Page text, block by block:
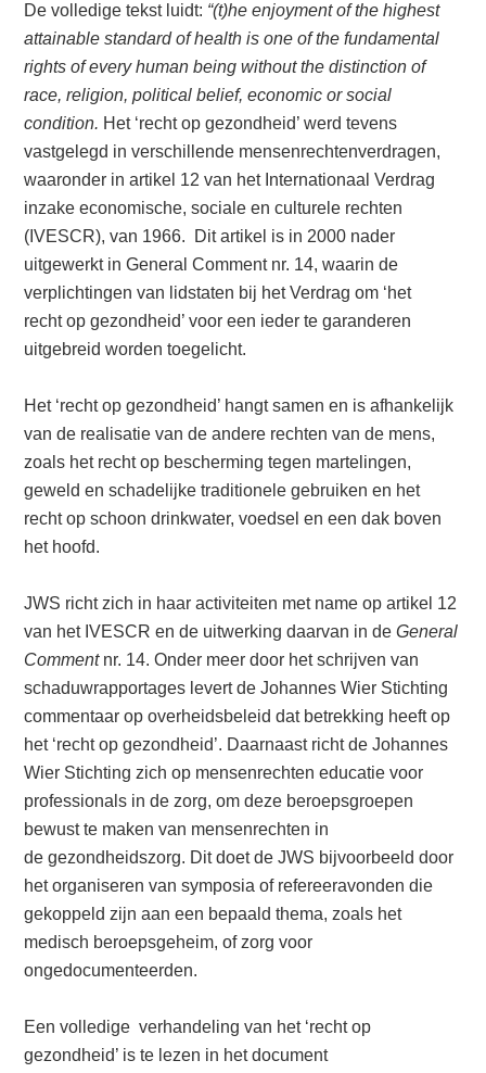
De volledige tekst luidt: “(t)he enjoyment of the highest
attainable standard of health is one of the fundamental
rights of every human being without the distinction of
race, religion, political belief, economic or social
condition. Het ‘recht op gezondheid’ werd tevens
vastgelegd in verschillende mensenrechtenverdragen,
waaronder in artikel 12 van het Internationaal Verdrag
inzake economische, sociale en culturele rechten
(IVESCR), van 1966. Dit artikel is in 2000 nader
uitgewerkt in General Comment nr. 14, waarin de
verplichtingen van lidstaten bij het Verdrag om ‘het
recht op gezondheid’ voor een ieder te garanderen
uitgebreid worden toegelicht.
Het ‘recht op gezondheid’ hangt samen en is afhankelijk
van de realisatie van de andere rechten van de mens,
zoals het recht op bescherming tegen martelingen,
geweld en schadelijke traditionele gebruiken en het
recht op schoon drinkwater, voedsel en een dak boven
het hoofd.
JWS richt zich in haar activiteiten met name op artikel 12
van het IVESCR en de uitwerking daarvan in deGeneral
Comment nr. 14. Onder meer door het schrijven van
schaduwrapportages levert de Johannes Wier Stichting
commentaar op overheidsbeleid dat betrekking heeft op
het ‘recht op gezondheid’. Daarnaast richt de Johannes
Wier Stichting zich op mensenrechten educatie voor
professionals in de zorg, om deze beroepsgroepen
bewust te maken van mensenrechten in
de gezondheidszorg. Dit doet de JWS bijvoorbeeld door
het organiseren van symposia of refereeravonden die
gekoppeld zijn aan een bepaald thema, zoals het
medisch beroepsgeheim, of zorg voor
ongedocumenteerden.
Een volledige verhandeling van het ‘recht op
gezondheid’ is te lezen in het document